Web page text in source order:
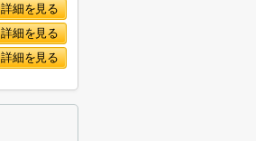
詳細を見る
詳細を見る
詳細を見る